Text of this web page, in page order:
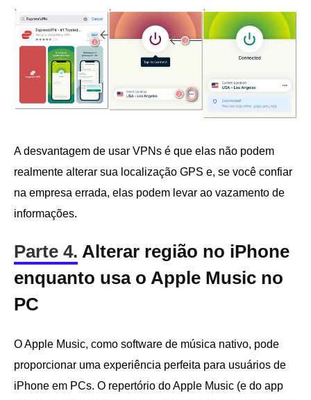
A desvantagem de usar VPNs é que elas não podem
realmente alterar sua localização GPS e, se você confiar
na empresa errada, elas podem levar ao vazamento de
informações.
Parte 4. Alterar região no iPhone
enquanto usa o Apple Music no
PC
O Apple Music, como software de música nativo, pode
proporcionar uma experiência perfeita para usuários de
iPhone em PCs. O repertório do Apple Music (e do app